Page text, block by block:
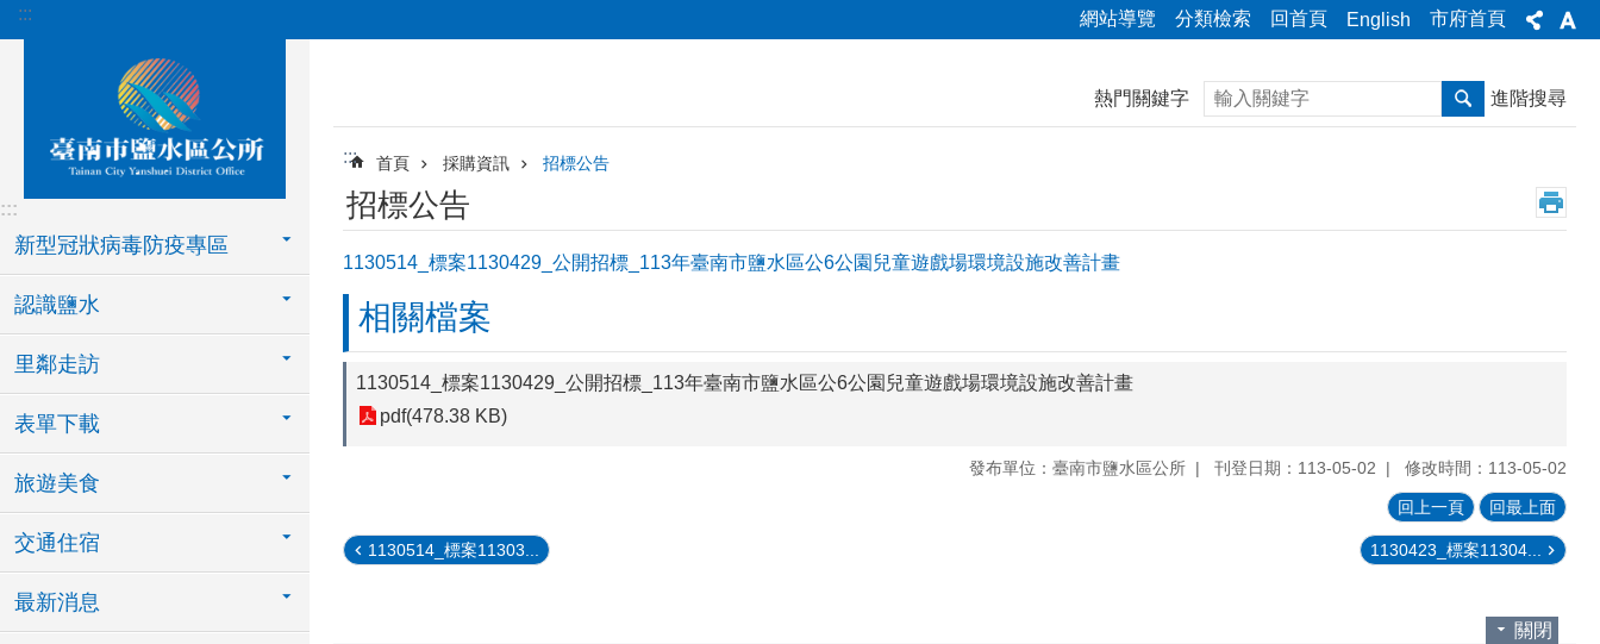
跳到主要內容區塊
::: 網站導覽 分類檢索 回首頁 English 市府首頁
:::
新型冠狀病毒防疫專區
認識鹽水
里鄰走訪
表單下載
旅遊美食
交通住宿
最新消息
熱門關鍵字 搜尋 進階搜尋
::: 首頁 採購資訊 招標公告
招標公告
1130514_標案1130429_公開招標_113年臺南市鹽水區公6公園兒童遊戲場環境設施改善計畫
相關檔案
1130514_標案1130429_公開招標_113年臺南市鹽水區公6公園兒童遊戲場環境設施改善計畫
pdf(478.38 KB)
發布單位：臺南市鹽水區公所 刊登日期：113-05-02 修改時間：113-05-02
回上一頁 回最上面
1130514_標案11303... 1130423_標案11304...
關閉